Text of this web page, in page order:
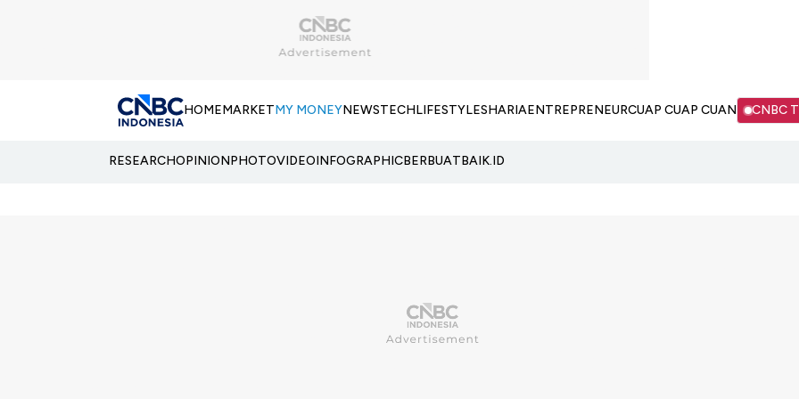
HOMEMARKETMY MONEYNEWSTECHLIFESTYLESHARIAENTREPRENEURCUAP CUAP CUAN CNBC
RESEARCHOPINIONPHOTOVIDEOINFOGRAPHICBERBUATBAIK.ID